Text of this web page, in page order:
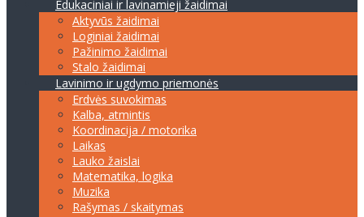
Edukaciniai ir lavinamieji žaidimai
Aktyvūs žaidimai
Loginiai žaidimai
Pažinimo žaidimai
Stalo žaidimai
Lavinimo ir ugdymo priemonės
Erdvės suvokimas
Kalba, atmintis
Koordinacija / motorika
Laikas
Lauko žaislai
Matematika, logika
Muzika
Rašymas / skaitymas